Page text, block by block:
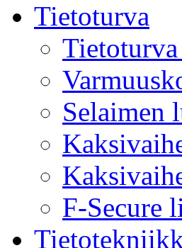
Tietoturva
Selaimen
F-Secure